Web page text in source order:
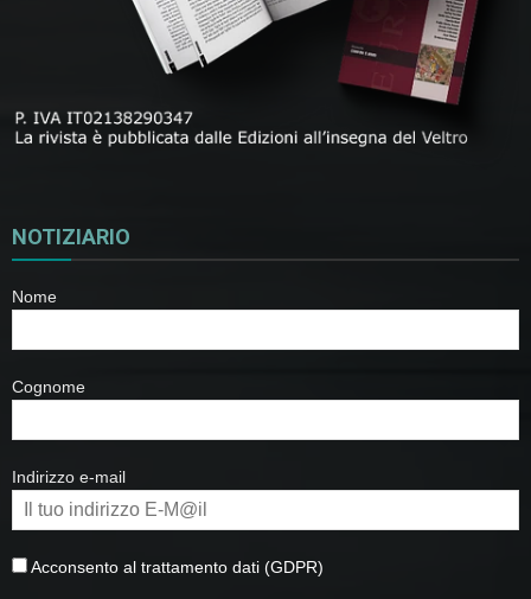
NOTIZIARIO
Nome
Cognome
Indirizzo e-mail
Acconsento al trattamento dati (GDPR)